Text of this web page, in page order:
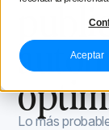
Aceptar
Lo más